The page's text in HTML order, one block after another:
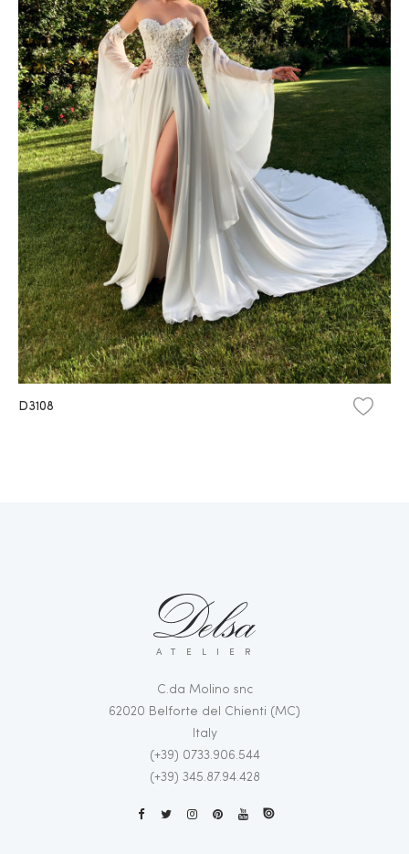
D3108
ATELIER
C.da Molino snc
62020 Belforte del Chienti (MC)
Italy
(+39) 0733.906.544
(+39) 345.87.94.428